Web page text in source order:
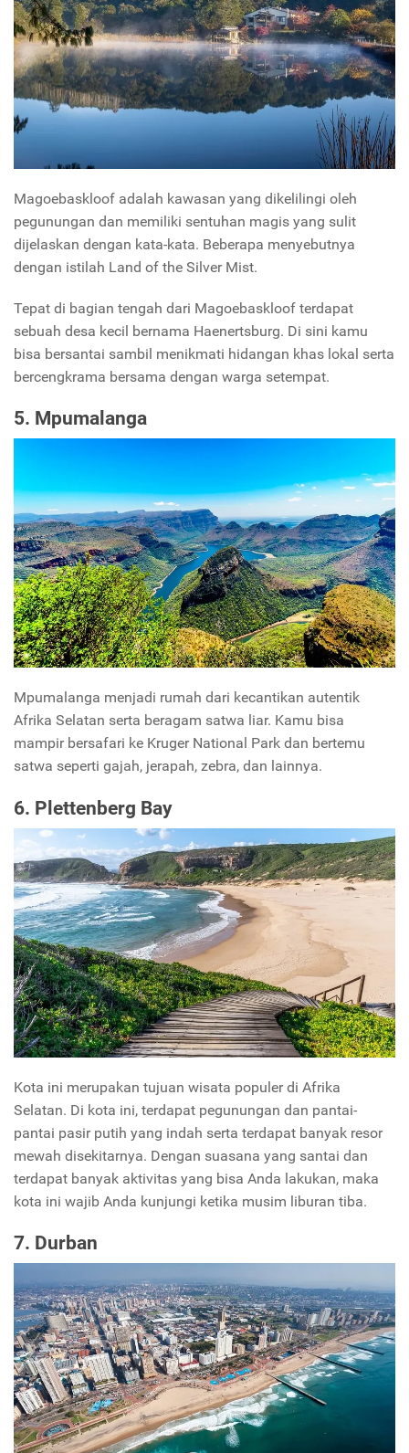
Magoebaskloof adalah kawasan yang dikelilingi oleh
pegunungan dan memiliki sentuhan magis yang sulit
dijelaskan dengan kata-kata. Beberapa menyebutnya
dengan istilah Land of the Silver Mist.
Tepat di bagian tengah dari Magoebaskloof terdapat
sebuah desa kecil bernama Haenertsburg. Di sini kamu
bisa bersantai sambil menikmati hidangan khas lokal serta
bercengkrama bersama dengan warga setempat.
5. Mpumalanga
Mpumalanga menjadi rumah dari kecantikan autentik
Afrika Selatan serta beragam satwa liar. Kamu bisa
mampir bersafari ke Kruger National Park dan bertemu
satwa seperti gajah, jerapah, zebra, dan lainnya.
6. Plettenberg Bay
Kota ini merupakan tujuan wisata populer di Afrika
Selatan. Di kota ini, terdapat pegunungan dan pantai-
pantai pasir putih yang indah serta terdapat banyak resor
mewah disekitarnya. Dengan suasana yang santai dan
terdapat banyak aktivitas yang bisa Anda lakukan, maka
kota ini wajib Anda kunjungi ketika musim liburan tiba.
7. Durban